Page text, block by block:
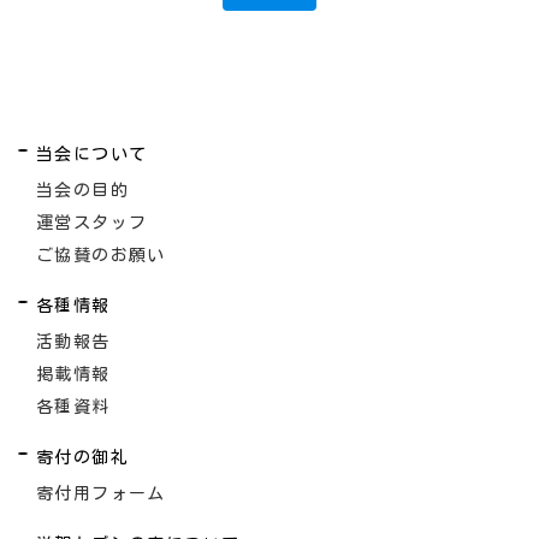
当会について
当会の目的
運営スタッフ
ご協賛のお願い
各種情報
活動報告
掲載情報
各種資料
寄付の御礼
寄付用フォーム